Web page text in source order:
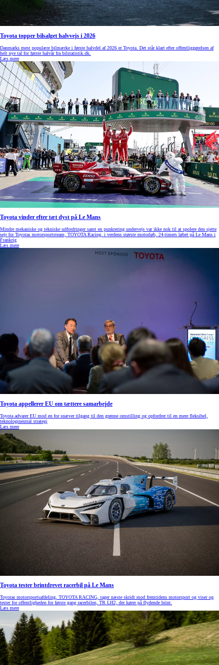
Toyota topper bilsalget halvvejs i 2026
Danmarks mest populære bilmærke i første halvdel af 2026 er Toyota. Det står klart efter offentliggørelsen af
helt nye tal for første halvår fra bilstatistik.dk.
Læs mere
Toyota vinder efter tæt dyst på Le Mans
Mindre mekaniske og tekniske udfordringer samt en punktering undervejs var ikke nok til at spolere den sjette
sejr for Toyotas motorsportsteam, TOYOTA Racing, i verdens største motorløb, 24-timers løbet på Le Mans i
Frankrig
Læs mere
Toyota appellerer EU om tættere samarbejde
Toyota advarer EU mod en for snæver tilgang til den grønne omstilling og opfordrer til en mere fleksibel,
teknologineutral strategi
Læs mere
Toyota tester brintdrevet racerbil på Le Mans
Toyotas motorsportsafdeling, TOYOTA RACING, tager næste skridt mod fremtidens motorsport og viser og
tester for offentligheden for første gang racerbilen, TR LH2, der kører på flydende brint.
Læs mere